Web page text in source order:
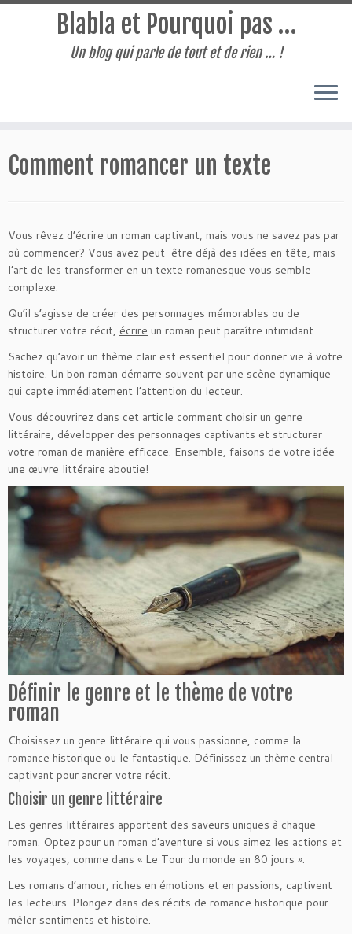
au
contenu
Blabla et Pourquoi pas …
Un blog qui parle de tout et de rien … !
Comment romancer un texte
Vous rêvez d’écrire un roman captivant, mais vous ne savez pas par
où commencer? Vous avez peut-être déjà des idées en tête, mais
l’art de les transformer en un texte romanesque vous semble
complexe.
Qu’il s’agisse de créer des personnages mémorables ou de
structurer votre récit, écrire un roman peut paraître intimidant.
Sachez qu’avoir un thème clair est essentiel pour donner vie à votre
histoire. Un bon roman démarre souvent par une scène dynamique
qui capte immédiatement l’attention du lecteur.
Vous découvrirez dans cet article comment choisir un genre
littéraire, développer des personnages captivants et structurer
votre roman de manière efficace. Ensemble, faisons de votre idée
une œuvre littéraire aboutie!
Définir le genre et le thème de votre
roman
Choisissez un genre littéraire qui vous passionne, comme la
romance historique ou le fantastique. Définissez un thème central
captivant pour ancrer votre récit.
Choisir un genre littéraire
Les genres littéraires apportent des saveurs uniques à chaque
roman. Optez pour un roman d’aventure si vous aimez les actions et
les voyages, comme dans « Le Tour du monde en 80 jours ».
Les romans d’amour, riches en émotions et en passions, captivent
les lecteurs. Plongez dans des récits de romance historique pour
mêler sentiments et histoire.